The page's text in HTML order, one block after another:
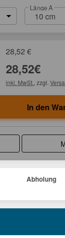
Länge A
10 cm
28,52 €
28,52€
inkl. MwSt. , zzgl.
In den
Abholung